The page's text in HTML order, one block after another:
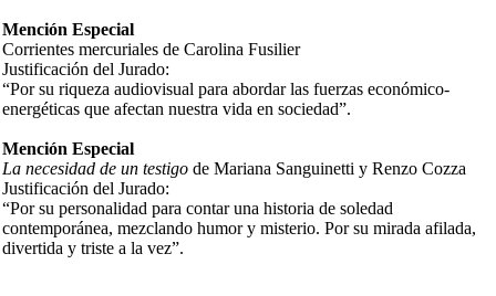
Mención Especial
Corrientes mercuriales de Carolina Fusilier
Justificación del Jurado:
“Por su riqueza audiovisual para abordar las fuerzas económico-
energéticas que afectan nuestra vida en sociedad”.
Mención Especial
La necesidad de un testigo de Mariana Sanguinetti y Renzo Cozza
Justificación del Jurado:
“Por su personalidad para contar una historia de soledad
contemporánea, mezclando humor y misterio. Por su mirada afilada,
divertida y triste a la vez”.